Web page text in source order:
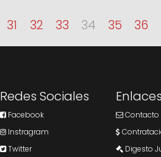
31 32 33 34 35 36
Redes Sociales
Facebook
Instragram
Twitter
Enlaces
Contacto
Digesto